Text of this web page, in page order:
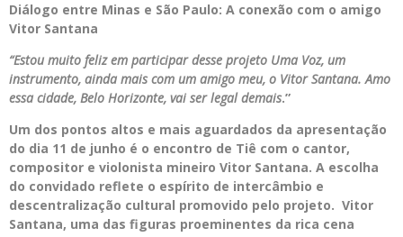
Diálogo entre Minas e São Paulo: A conexão com o amigo
Vitor Santana
“Estou muito feliz em participar desse projeto Uma Voz, um
instrumento, ainda mais com um amigo meu, o Vitor Santana. Amo
essa cidade, Belo Horizonte, vai ser legal demais.”
Um dos pontos altos e mais aguardados da apresentação
do dia 11 de junho é o encontro de Tiê com o cantor,
compositor e violonista mineiro Vitor Santana. A escolha
do convidado reflete o espírito de intercâmbio e
descentralização cultural promovido pelo projeto. Vitor
Santana, uma das figuras proeminentes da rica cena